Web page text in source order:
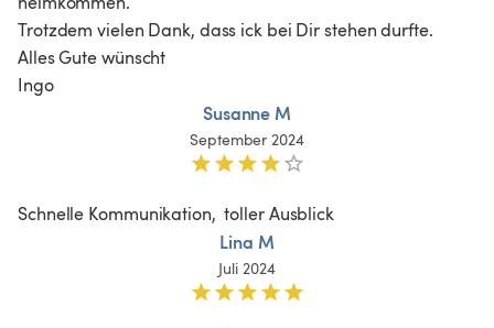
Trotzdem vielen Dank, dass ick bei Dir stehen durfte.
Alles Gute wünscht
Ingo
Susanne M
September 2024
Schnelle Kommunikation,  toller Ausblick
Lina M
Juli 2024